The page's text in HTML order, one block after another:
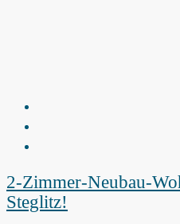
2-Zimmer-Neubau-
Steglitz!